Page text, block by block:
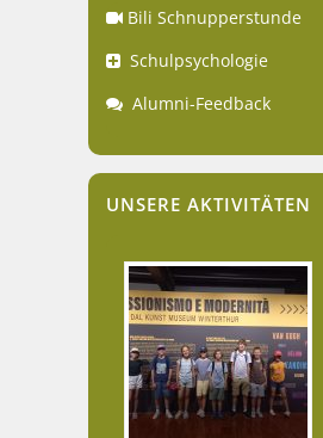
Bili Schnupperstunde
Schulpsychologie
Alumni-Feedback
UNSERE AKTIVITÄTEN